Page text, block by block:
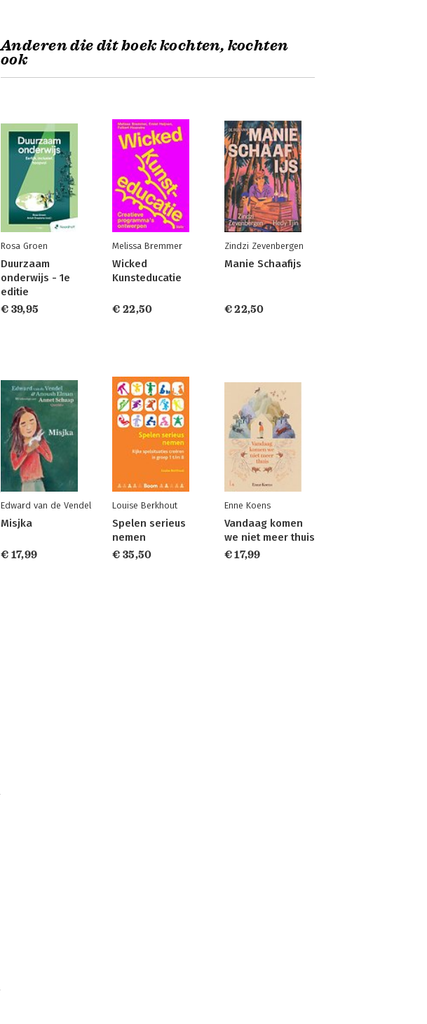
Anderen die dit boek kochten, kochten
ook
Rosa Groen
Duurzaam
onderwijs - 1e
editie
€ 39,95
Melissa Bremmer
Wicked
Kunsteducatie
€ 22,50
Zindzi Zevenbergen
Manie Schaafijs
€ 22,50
Edward van de Vendel
Misjka
€ 17,99
Louise Berkhout
Spelen serieus
nemen
€ 35,50
Enne Koens
Vandaag komen
we niet meer thuis
€ 17,99